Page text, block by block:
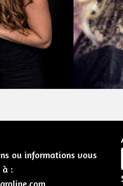
ou informations vous
à :